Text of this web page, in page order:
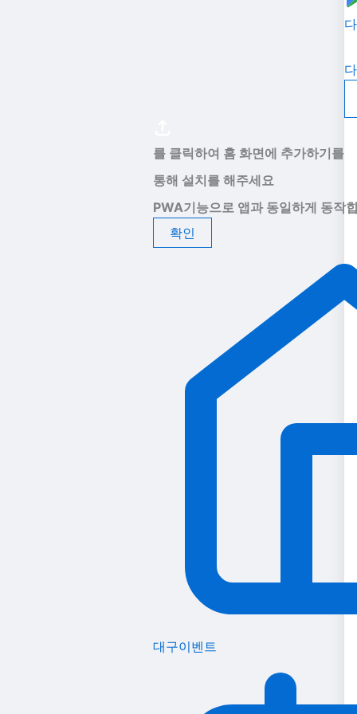
를 클릭하여 홈 화면에 추가하기를
통해 설치를 해주세요
PWA기능으로 앱과 동일하게 동작
확인
대구이벤트